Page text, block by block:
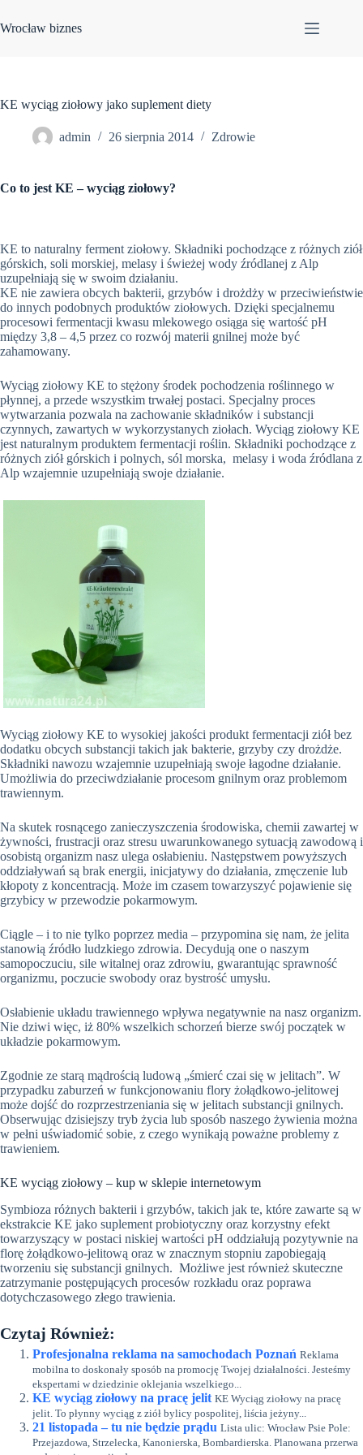
do
treści
Wrocław biznes
KE wyciąg ziołowy jako suplement diety
admin 26 sierpnia 2014 Zdrowie
Co to jest KE – wyciąg ziołowy?
KE to naturalny ferment ziołowy. Składniki pochodzące z różnych ziół
górskich, soli morskiej, melasy i świeżej wody źródlanej z Alp
uzupełniają się w swoim działaniu.
KE nie zawiera obcych bakterii, grzybów i drożdży w przeciwieństwie
do innych podobnych produktów ziołowych. Dzięki specjalnemu
procesowi fermentacji kwasu mlekowego osiąga się wartość pH
między 3,8 – 4,5 przez co rozwój materii gnilnej może być
zahamowany.
Wyciąg ziołowy KE to stężony środek pochodzenia roślinnego w
płynnej, a przede wszystkim trwałej postaci. Specjalny proces
wytwarzania pozwala na zachowanie składników i substancji
czynnych, zawartych w wykorzystanych ziołach. Wyciąg ziołowy KE
jest naturalnym produktem fermentacji roślin. Składniki pochodzące z
różnych ziół górskich i polnych, sól morska, melasy i woda źródlana z
Alp wzajemnie uzupełniają swoje działanie.
Wyciąg ziołowy KE to wysokiej jakości produkt fermentacji ziół bez
dodatku obcych substancji takich jak bakterie, grzyby czy drożdże.
Składniki nawozu wzajemnie uzupełniają swoje łagodne działanie.
Umożliwia do przeciwdziałanie procesom gnilnym oraz problemom
trawiennym.
Na skutek rosnącego zanieczyszczenia środowiska, chemii zawartej w
żywności, frustracji oraz stresu uwarunkowanego sytuacją zawodową i
osobistą organizm nasz ulega osłabieniu. Następstwem powyższych
oddziaływań są brak energii, inicjatywy do działania, zmęczenie lub
kłopoty z koncentracją. Może im czasem towarzyszyć pojawienie się
grzybicy w przewodzie pokarmowym.
Ciągle – i to nie tylko poprzez media – przypomina się nam, że jelita
stanowią źródło ludzkiego zdrowia. Decydują one o naszym
samopoczuciu, sile witalnej oraz zdrowiu, gwarantując sprawność
organizmu, poczucie swobody oraz bystrość umysłu.
Osłabienie układu trawiennego wpływa negatywnie na nasz organizm.
Nie dziwi więc, iż 80% wszelkich schorzeń bierze swój początek w
układzie pokarmowym.
Zgodnie ze starą mądrością ludową „śmierć czai się w jelitach”. W
przypadku zaburzeń w funkcjonowaniu flory żołądkowo-jelitowej
może dojść do rozprzestrzeniania się w jelitach substancji gnilnych.
Obserwując dzisiejszy tryb życia lub sposób naszego żywienia można
w pełni uświadomić sobie, z czego wynikają poważne problemy z
trawieniem.
KE wyciąg ziołowy – kup w sklepie internetowym
Symbioza różnych bakterii i grzybów, takich jak te, które zawarte są w
ekstrakcie KE jako suplement probiotyczny oraz korzystny efekt
towarzyszący w postaci niskiej wartości pH oddziałują pozytywnie na
florę żołądkowo-jelitową oraz w znacznym stopniu zapobiegają
tworzeniu się substancji gnilnych. Możliwe jest również skuteczne
zatrzymanie postępujących procesów rozkładu oraz poprawa
dotychczasowego złego trawienia.
Czytaj Również:
Profesjonalna reklama na samochodach Poznań Reklama
mobilna to doskonały sposób na promocję Twojej działalności. Jesteśmy
ekspertami w dziedzinie oklejania wszelkiego...
KE wyciąg ziołowy na pracę jelit KE Wyciąg ziołowy na pracę
jelit. To płynny wyciąg z ziół bylicy pospolitej, liścia jeżyny...
21 listopada – tu nie będzie prądu Lista ulic: Wrocław Psie Pole:
Przejazdowa, Strzelecka, Kanonierska, Bombardierska. Planowana przerwa